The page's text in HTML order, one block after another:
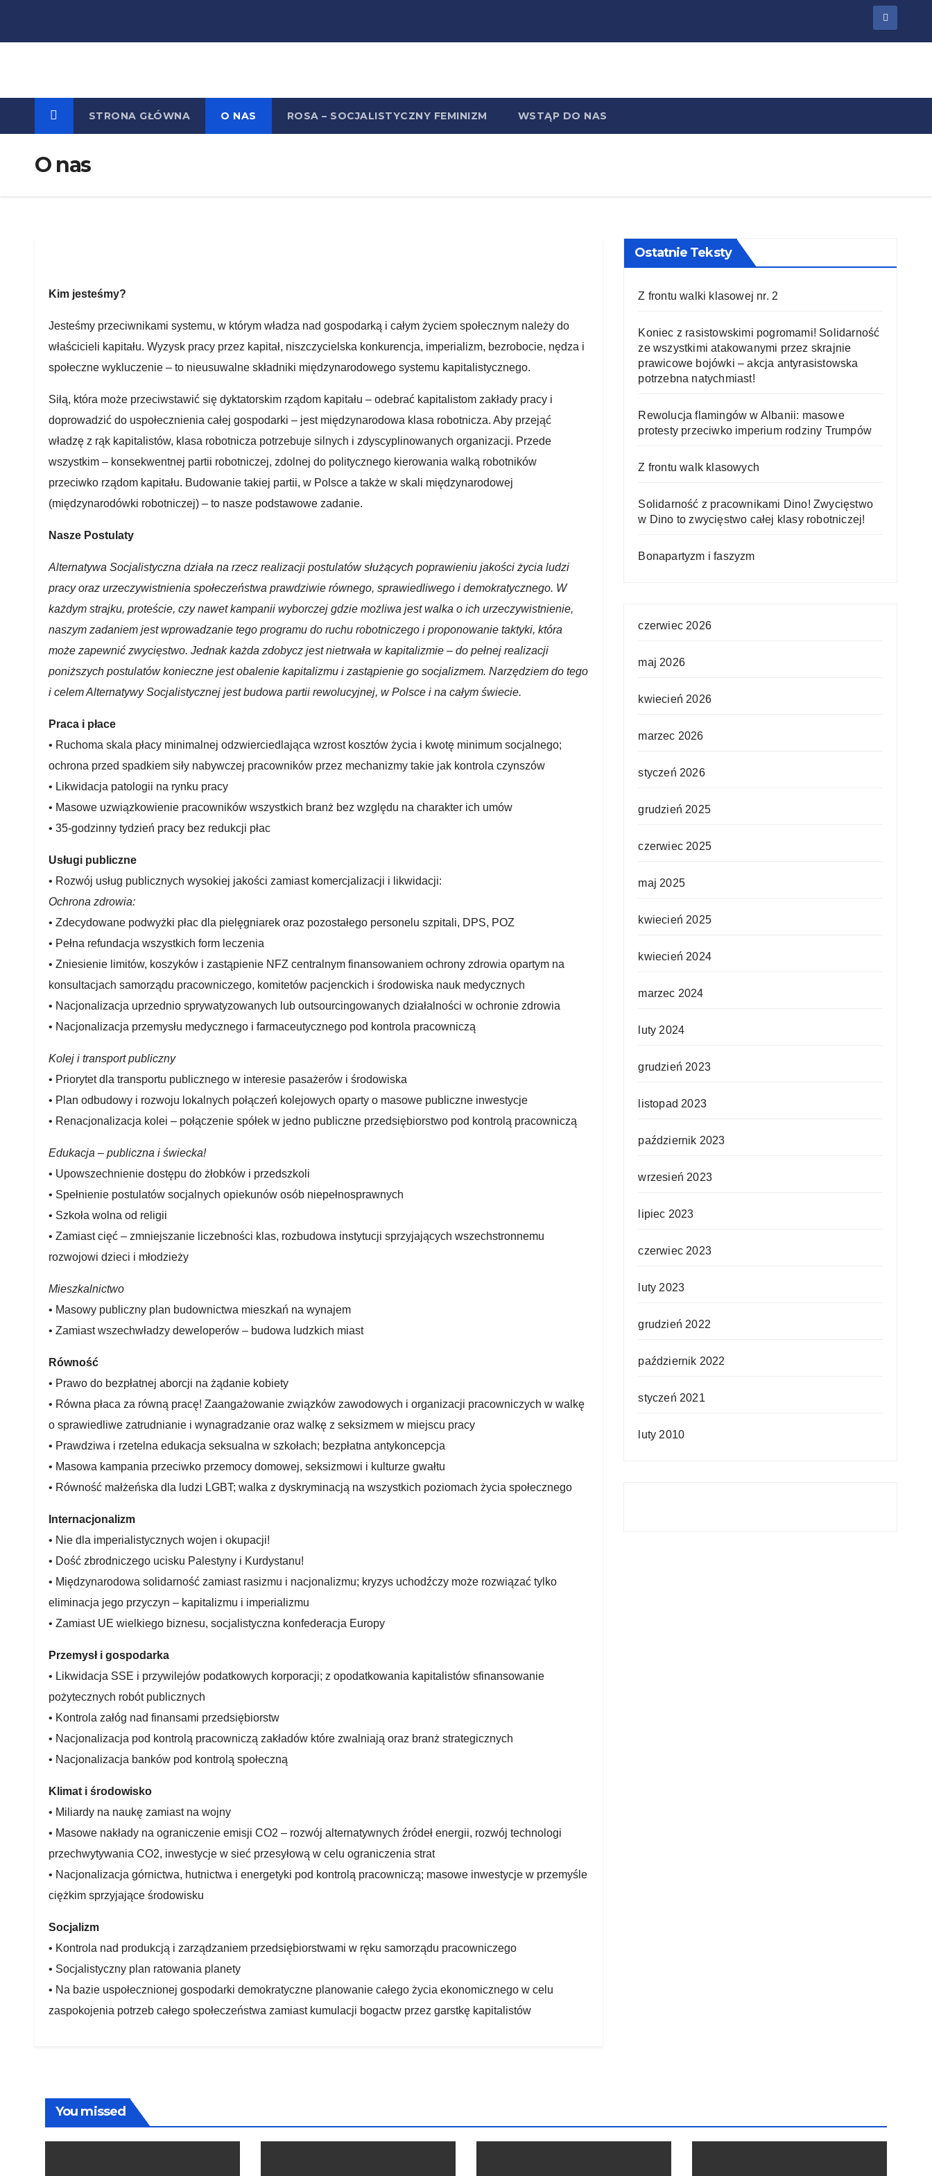
STRONA GŁÓWNA O NAS ROSA – SOCJALISTYCZNY FEMINIZM WSTĄP DO NAS
O nas
Kim jesteśmy?
Jesteśmy przeciwnikami systemu, w którym władza nad gospodarką i całym życiem społecznym należy do
właścicieli kapitału. Wyzysk pracy przez kapitał, niszczycielska konkurencja, imperializm, bezrobocie, nędza i
społeczne wykluczenie – to nieusuwalne składniki międzynarodowego systemu kapitalistycznego.
Siłą, która może przeciwstawić się dyktatorskim rządom kapitału – odebrać kapitalistom zakłady pracy i
doprowadzić do uspołecznienia całej gospodarki – jest międzynarodowa klasa robotnicza. Aby przejąć
władzę z rąk kapitalistów, klasa robotnicza potrzebuje silnych i zdyscyplinowanych organizacji. Przede
wszystkim – konsekwentnej partii robotniczej, zdolnej do politycznego kierowania walką robotników
przeciwko rządom kapitału. Budowanie takiej partii, w Polsce a także w skali międzynarodowej
(międzynarodówki robotniczej) – to nasze podstawowe zadanie.
Nasze Postulaty
Alternatywa Socjalistyczna działa na rzecz realizacji postulatów służących poprawieniu jakości życia ludzi
pracy oraz urzeczywistnienia społeczeństwa prawdziwie równego, sprawiedliwego i demokratycznego. W
każdym strajku, proteście, czy nawet kampanii wyborczej gdzie możliwa jest walka o ich urzeczywistnienie,
naszym zadaniem jest wprowadzanie tego programu do ruchu robotniczego i proponowanie taktyki, która
może zapewnić zwycięstwo. Jednak każda zdobycz jest nietrwała w kapitalizmie – do pełnej realizacji
poniższych postulatów konieczne jest obalenie kapitalizmu i zastąpienie go socjalizmem. Narzędziem do tego
i celem Alternatywy Socjalistycznej jest budowa partii rewolucyjnej, w Polsce i na całym świecie.
Praca i płace
• Ruchoma skala płacy minimalnej odzwierciedlająca wzrost kosztów życia i kwotę minimum socjalnego;
ochrona przed spadkiem siły nabywczej pracowników przez mechanizmy takie jak kontrola czynszów
• Likwidacja patologii na rynku pracy
• Masowe uzwiązkowienie pracowników wszystkich branż bez względu na charakter ich umów
• 35-godzinny tydzień pracy bez redukcji płac
Usługi publiczne
• Rozwój usług publicznych wysokiej jakości zamiast komercjalizacji i likwidacji:
Ochrona zdrowia:
• Zdecydowane podwyżki płac dla pielęgniarek oraz pozostałego personelu szpitali, DPS, POZ
• Pełna refundacja wszystkich form leczenia
• Zniesienie limitów, koszyków i zastąpienie NFZ centralnym finansowaniem ochrony zdrowia opartym na
konsultacjach samorządu pracowniczego, komitetów pacjenckich i środowiska nauk medycznych
• Nacjonalizacja uprzednio sprywatyzowanych lub outsourcingowanych działalności w ochronie zdrowia
• Nacjonalizacja przemysłu medycznego i farmaceutycznego pod kontrola pracowniczą
Kolej i transport publiczny
• Priorytet dla transportu publicznego w interesie pasażerów i środowiska
• Plan odbudowy i rozwoju lokalnych połączeń kolejowych oparty o masowe publiczne inwestycje
• Renacjonalizacja kolei – połączenie spółek w jedno publiczne przedsiębiorstwo pod kontrolą pracowniczą
Edukacja – publiczna i świecka!
• Upowszechnienie dostępu do żłobków i przedszkoli
• Spełnienie postulatów socjalnych opiekunów osób niepełnosprawnych
• Szkoła wolna od religii
• Zamiast cięć – zmniejszanie liczebności klas, rozbudowa instytucji sprzyjających wszechstronnemu
rozwojowi dzieci i młodzieży
Mieszkalnictwo
• Masowy publiczny plan budownictwa mieszkań na wynajem
• Zamiast wszechwładzy deweloperów – budowa ludzkich miast
Równość
• Prawo do bezpłatnej aborcji na żądanie kobiety
• Równa płaca za równą pracę! Zaangażowanie związków zawodowych i organizacji pracowniczych w walkę
o sprawiedliwe zatrudnianie i wynagradzanie oraz walkę z seksizmem w miejscu pracy
• Prawdziwa i rzetelna edukacja seksualna w szkołach; bezpłatna antykoncepcja
• Masowa kampania przeciwko przemocy domowej, seksizmowi i kulturze gwałtu
• Równość małżeńska dla ludzi LGBT; walka z dyskryminacją na wszystkich poziomach życia społecznego
Internacjonalizm
• Nie dla imperialistycznych wojen i okupacji!
• Dość zbrodniczego ucisku Palestyny i Kurdystanu!
• Międzynarodowa solidarność zamiast rasizmu i nacjonalizmu; kryzys uchodźczy może rozwiązać tylko
eliminacja jego przyczyn – kapitalizmu i imperializmu
• Zamiast UE wielkiego biznesu, socjalistyczna konfederacja Europy
Przemysł i gospodarka
• Likwidacja SSE i przywilejów podatkowych korporacji; z opodatkowania kapitalistów sfinansowanie
pożytecznych robót publicznych
• Kontrola załóg nad finansami przedsiębiorstw
• Nacjonalizacja pod kontrolą pracowniczą zakładów które zwalniają oraz branż strategicznych
• Nacjonalizacja banków pod kontrolą społeczną
Klimat i środowisko
• Miliardy na naukę zamiast na wojny
• Masowe nakłady na ograniczenie emisji CO2 – rozwój alternatywnych źródeł energii, rozwój technologi
przechwytywania CO2, inwestycje w sieć przesyłową w celu ograniczenia strat
• Nacjonalizacja górnictwa, hutnictwa i energetyki pod kontrolą pracowniczą; masowe inwestycje w przemyśle
ciężkim sprzyjające środowisku
Socjalizm
• Kontrola nad produkcją i zarządzaniem przedsiębiorstwami w ręku samorządu pracowniczego
• Socjalistyczny plan ratowania planety
• Na bazie uspołecznionej gospodarki demokratyczne planowanie całego życia ekonomicznego w celu
zaspokojenia potrzeb całego społeczeństwa zamiast kumulacji bogactw przez garstkę kapitalistów
Ostatnie Teksty
Z frontu walki klasowej nr. 2
Koniec z rasistowskimi pogromami! Solidarność
ze wszystkimi atakowanymi przez skrajnie
prawicowe bojówki – akcja antyrasistowska
potrzebna natychmiast!
Rewolucja flamingów w Albanii: masowe
protesty przeciwko imperium rodziny Trumpów
Z frontu walk klasowych
Solidarność z pracownikami Dino! Zwycięstwo
w Dino to zwycięstwo całej klasy robotniczej!
Bonapartyzm i faszyzm
czerwiec 2026
maj 2026
kwiecień 2026
marzec 2026
styczeń 2026
grudzień 2025
czerwiec 2025
maj 2025
kwiecień 2025
kwiecień 2024
marzec 2024
luty 2024
grudzień 2023
listopad 2023
październik 2023
wrzesień 2023
lipiec 2023
czerwiec 2023
luty 2023
grudzień 2022
październik 2022
styczeń 2021
luty 2010
You missed